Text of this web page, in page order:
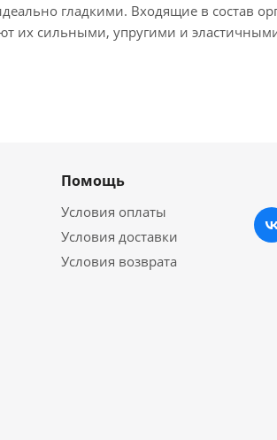
гладкими. Входящие в состав
их сильными, упругими и
Помощь
Условия оплаты
Условия доставки
Условия возврата